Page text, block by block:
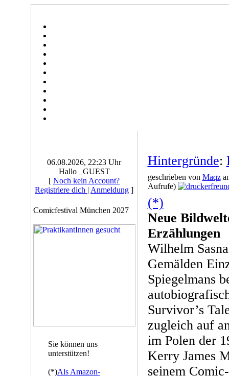
06.08.2026, 22:23 Uhr
Hallo _GUEST
[ Noch kein Account?
Registriere dich | Anmeldung ]
Comicfestival München 2027
Sie können uns
unterstützen!
(*)Als Amazon-
Hintergründe:
geschrieben von Maqz
Aufrufe)
(*)
Neue
Erzählungen
Wilhelm
Gemälden
Spiegelmans
Survivor’s
zugleich auf
im Polen der
Kerry James
seinem